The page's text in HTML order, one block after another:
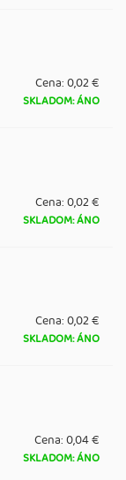
Cena:0,02 €
SKLADOM: ÁNO
Cena:0,02 €
SKLADOM: ÁNO
Cena:0,02 €
SKLADOM: ÁNO
Cena:0,04 €
SKLADOM: ÁNO